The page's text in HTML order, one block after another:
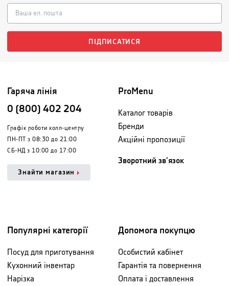
ПІДПИСАТИСЯ
Гаряча лінія
0 (800) 402 204
Графік роботи колл-центру
ПН-ПТ з 08:30 до 21:00
СБ-НД з 10:00 до 17:00
Знайти магазин
ProMenu
Каталог товарів
Бренди
Акційні пропозиції
Зворотний зв'язок
Популярні категорії
Посуд для приготування
Кухонний інвентар
Нарізка
Допомога покупцю
Особистий кабінет
Гарантія та повернення
Оплата і доставлення